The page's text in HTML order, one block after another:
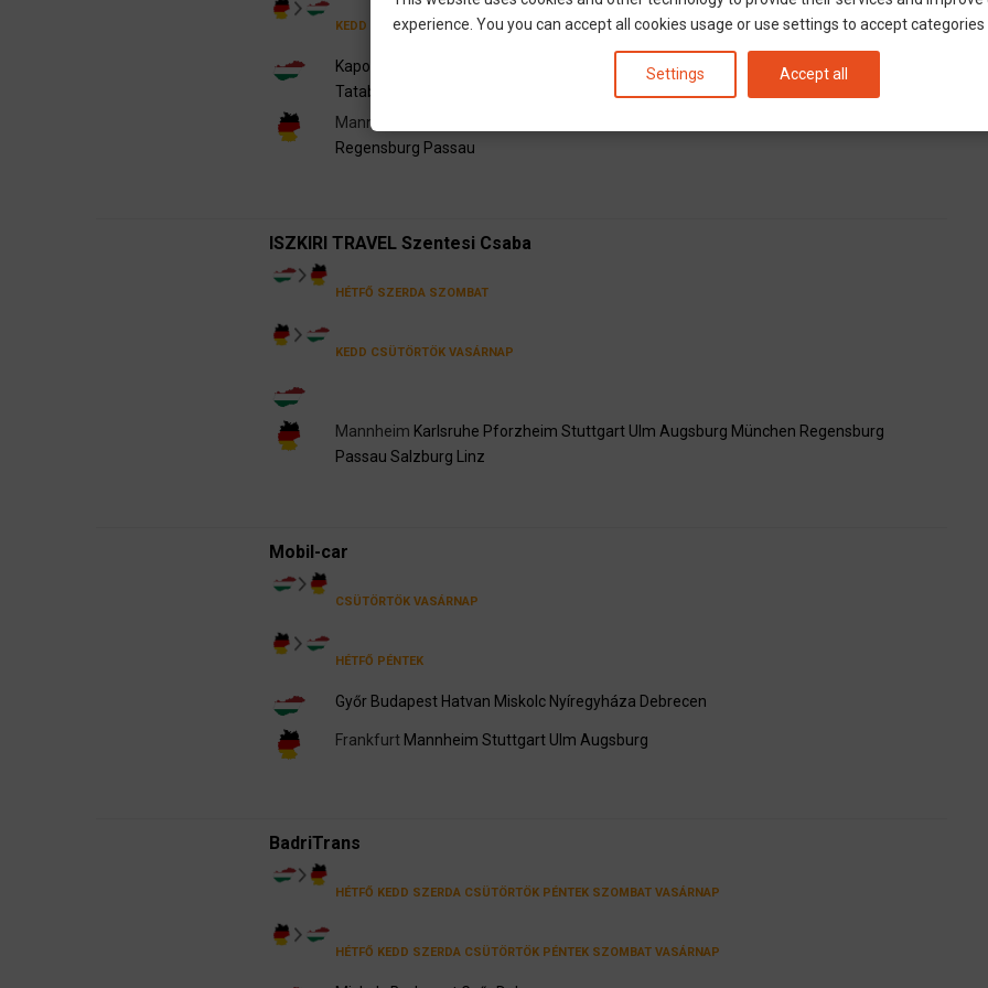
KEDD CSÜTÖRTÖK VASÁRNAP
Kaposvár Szekszárd
Budapest
Tatabánya
Mannheim
Regensburg Passau
ISZKIRI TRAVEL Szentesi Csaba
HÉTFŐ SZERDA SZOMBAT
KEDD CSÜTÖRTÖK VASÁRNAP
Mannheim Karlsruhe Pforzheim Stuttgart Ulm Augsburg München Regensburg
Passau Salzburg Linz
Mobil-car
CSÜTÖRTÖK VASÁRNAP
HÉTFŐ PÉNTEK
Győr Budapest Hatvan Miskolc Nyíregyháza Debrecen
Frankfurt Mannheim Stuttgart Ulm Augsburg
BadriTrans
HÉTFŐ KEDD SZERDA CSÜTÖRTÖK PÉNTEK SZOMBAT VASÁRNAP
HÉTFŐ KEDD SZERDA CSÜTÖRTÖK PÉNTEK SZOMBAT VASÁRNAP
experience. You you can accept all cookies usage or use settings to accept categories
Settings Accept all